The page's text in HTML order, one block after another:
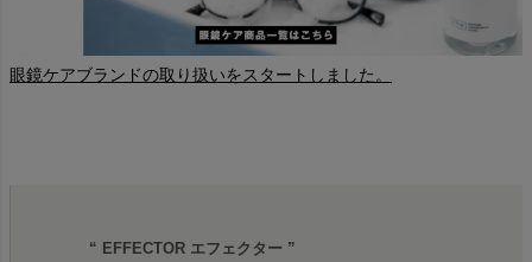
眼鏡ケアブランドの取り扱いをスタートしました。
“ EFFECTOR エフェクター ”